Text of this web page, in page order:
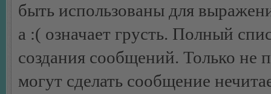
быть использованы для
а :( означает грусть. Полный
создания сообщений. Только не
могут сделать сообщение